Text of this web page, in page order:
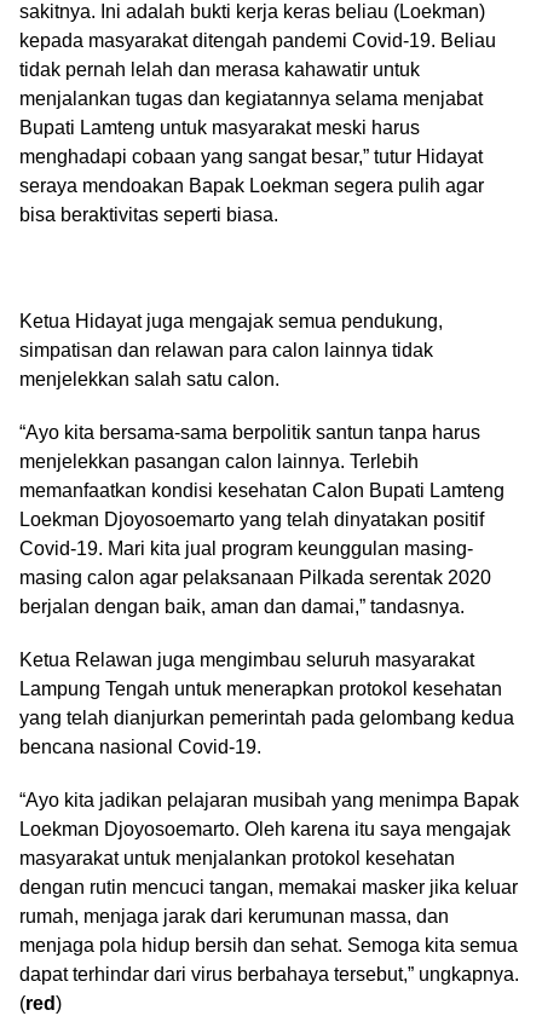
sakitnya. Ini adalah bukti kerja keras beliau (Loekman)
kepada masyarakat ditengah pandemi Covid-19. Beliau
tidak pernah lelah dan merasa kahawatir untuk
menjalankan tugas dan kegiatannya selama menjabat
Bupati Lamteng untuk masyarakat meski harus
menghadapi cobaan yang sangat besar,” tutur Hidayat
seraya mendoakan Bapak Loekman segera pulih agar
bisa beraktivitas seperti biasa.
Ketua Hidayat juga mengajak semua pendukung,
simpatisan dan relawan para calon lainnya tidak
menjelekkan salah satu calon.
“Ayo kita bersama-sama berpolitik santun tanpa harus
menjelekkan pasangan calon lainnya. Terlebih
memanfaatkan kondisi kesehatan Calon Bupati Lamteng
Loekman Djoyosoemarto yang telah dinyatakan positif
Covid-19. Mari kita jual program keunggulan masing-
masing calon agar pelaksanaan Pilkada serentak 2020
berjalan dengan baik, aman dan damai,” tandasnya.
Ketua Relawan juga mengimbau seluruh masyarakat
Lampung Tengah untuk menerapkan protokol kesehatan
yang telah dianjurkan pemerintah pada gelombang kedua
bencana nasional Covid-19.
“Ayo kita jadikan pelajaran musibah yang menimpa Bapak
Loekman Djoyosoemarto. Oleh karena itu saya mengajak
masyarakat untuk menjalankan protokol kesehatan
dengan rutin mencuci tangan, memakai masker jika keluar
rumah, menjaga jarak dari kerumunan massa, dan
menjaga pola hidup bersih dan sehat. Semoga kita semua
dapat terhindar dari virus berbahaya tersebut,” ungkapnya.
(red)